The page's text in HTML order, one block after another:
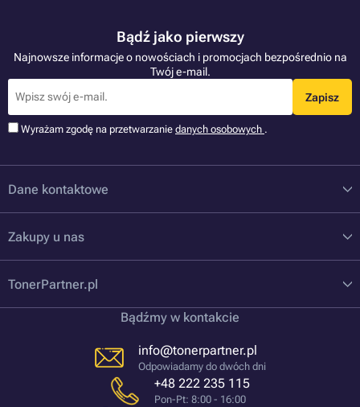
Bądź jako pierwszy
Najnowsze informacje o nowościach i promocjach bezpośrednio na
Twój e-mail.
Zapisz
Wyrażam zgodę na przetwarzanie danych osobowych .
Dane kontaktowe
Zakupy u nas
TonerPartner.pl
Bądźmy w kontakcie
info@tonerpartner.pl
Odpowiadamy do dwóch dni
+48 222 235 115
Pon-Pt: 8:00 - 16:00